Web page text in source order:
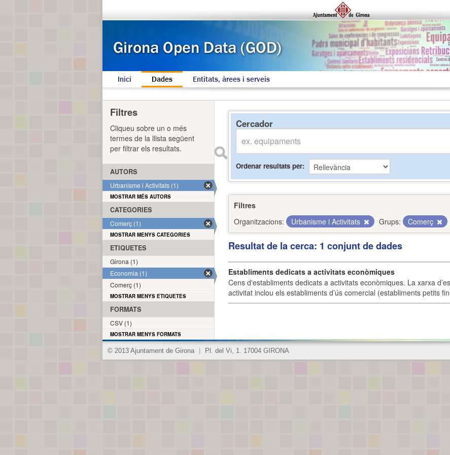
Inici Dades Entitats, àrees i serveis
Cercador
Ordenar resultats per
Filtres
Organitzacions:
Urbanisme i Activitats Grups: Comerç
Resultat de la cerca: 1 conjunt de dades
Establiments dedicats a activitats econòmiques
Cens d'establiments dedicats a activitats econòmiques. La xarxa
activitat inclou els establiments d’ús comercial (establiments petits
Filtres
Cliqueu sobre un o més
termes de la llista següent
per filtrar els resultats.
AUTORS
Urbanisme i Activitats (1)
MOSTRAR MÉS AUTORS
CATEGORIES
Comerç (1)
MOSTRAR MENYS CATEGORIES
ETIQUETES
Girona (1)
Economia (1)
Comerç (1)
MOSTRAR MENYS ETIQUETES
FORMATS
CSV (1)
MOSTRAR MENYS FORMATS
© 2013 Ajuntament de Girona Pl. del Vi, 1. 17004 GIRONA